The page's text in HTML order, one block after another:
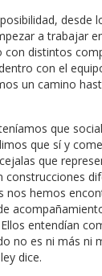
desde
a trabajar
con distintos
con el
un camino
que
que sí y
que
construcciones
nos hemos
entendían
no es ni más ni
dice.